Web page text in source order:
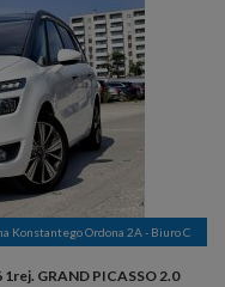
Konstantego Ordona 2A - Biuro C
GRAND PICASSO 2.0